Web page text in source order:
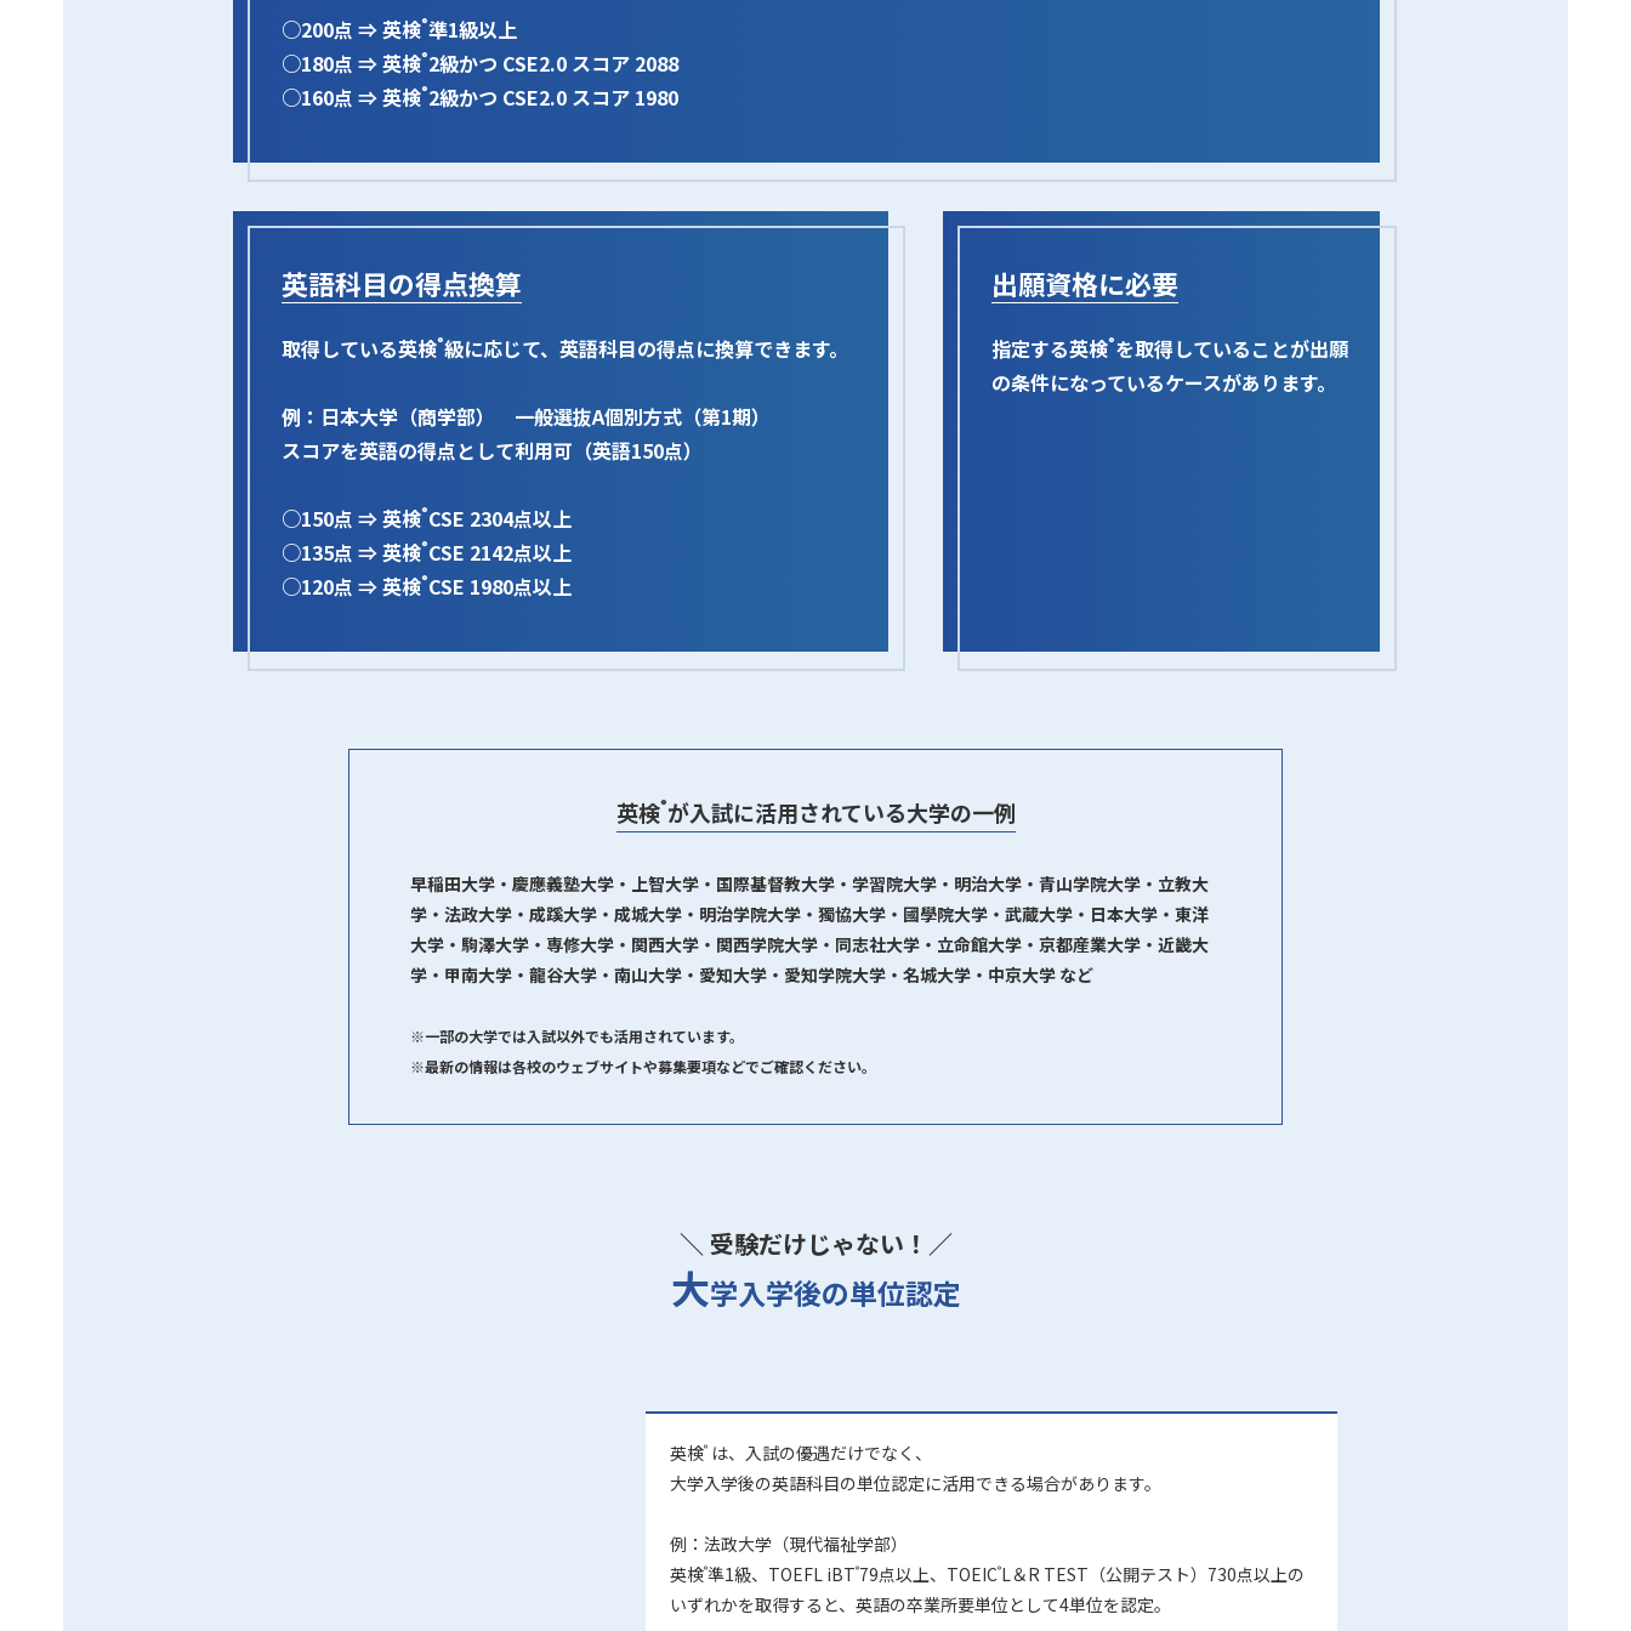
○200点 ⇒ 英検®準1級以上
○180点 ⇒ 英検®2級かつ CSE2.0 スコア 2088
○160点 ⇒ 英検®2級かつ CSE2.0 スコア 1980
英語科目の得点換算
取得している英検®級に応じて、英語科目の得点に換算できます。
例：日本大学（商学部） 一般選抜A個別方式（第1期）
スコアを英語の得点として利用可（英語150点）
○150点 ⇒ 英検®CSE 2304点以上
○135点 ⇒ 英検®CSE 2142点以上
○120点 ⇒ 英検®CSE 1980点以上
出願資格に必要
指定する英検®を取得していることが出願
の条件になっているケースがあります。
英検®が入試に活用されている大学の一例
早稲田大学・慶應義塾大学・上智大学・国際基督教大学・学習院大学・明治大学・青山学院大学・立教大
学・法政大学・成蹊大学・成城大学・明治学院大学・獨協大学・國學院大学・武蔵大学・日本大学・東洋
大学・駒澤大学・専修大学・関西大学・関西学院大学・同志社大学・立命館大学・京都産業大学・近畿大
学・甲南大学・龍谷大学・南山大学・愛知大学・愛知学院大学・名城大学・中京大学 など
※一部の大学では入試以外でも活用されています。
※最新の情報は各校のウェブサイトや募集要項などでご確認ください。
＼ 受験だけじゃない！／
大学入学後の単位認定
英検® は、入試の優遇だけでなく、
大学入学後の英語科目の単位認定に活用できる場合があります。
例：法政大学（現代福祉学部）
英検®準1級、TOEFL iBT®79点以上、TOEIC®L＆R TEST（公開テスト）730点以上の
いずれかを取得すると、英語の卒業所要単位として4単位を認定。